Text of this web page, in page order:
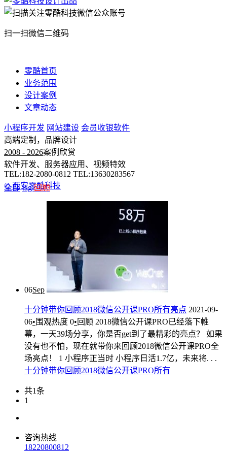
扫一扫微信二维码
零酷首页
业务范围
设计案例
文章动态
小程序开发 网站建设 会员收银软件
高端定制，品牌设计
2008 - 2026案例欣赏
软件开发、服务器应用、视频特效
TEL:182-2080-0812 TEL:13630283567
© 西安零酷科技
全部 tag:回顾
06Sep
十分钟带你回顾2018微信公开课PRO所有亮点 2021-09-
06• 围观热度 0•回顾 2018微信公开课PRO已经落下帷
幕，一天39场分享，你是否get到了最精彩的亮点？ 如果
没有也不怕，现在就带你来回顾2018微信公开课PRO全
场亮点！ 1 小程序正当时 小程序日活1.7亿，未来将. . .
十分钟带你回顾2018微信公开课PRO所有
共1条
1
咨询热线
18220800812